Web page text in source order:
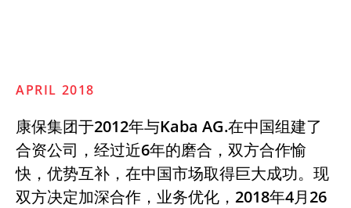
APRIL 2018
康保集团于2012年与Kaba AG.在中国组建了
合资公司，经过近6年的磨合，双方合作愉
快，优势互补，在中国市场取得巨大成功。现
双方决定加深合作，业务优化，2018年4月26